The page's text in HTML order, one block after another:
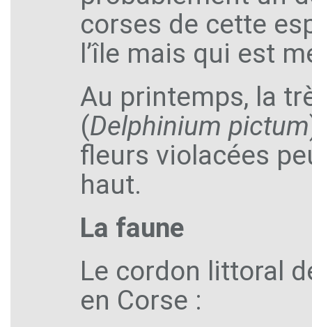
corses de cette
l’île mais qui est
Au printemps, la
(Delphinium pictum
fleurs violacées
haut.
La faune
Le cordon littoral
en Corse :